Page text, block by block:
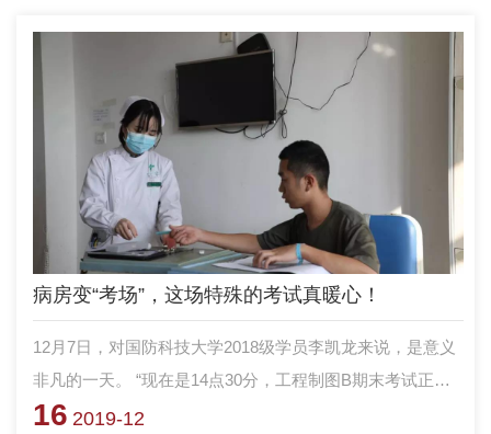
病房变“考场”，这场特殊的考试真暖心！
12月7日，对国防科技大学2018级学员李凯龙来说，是意义
非凡的一天。 “现在是14点30分，工程制图B期末考试正式
开始！”清丽的女声从中国人民解放军第921医院的病房里传
16 2019-12